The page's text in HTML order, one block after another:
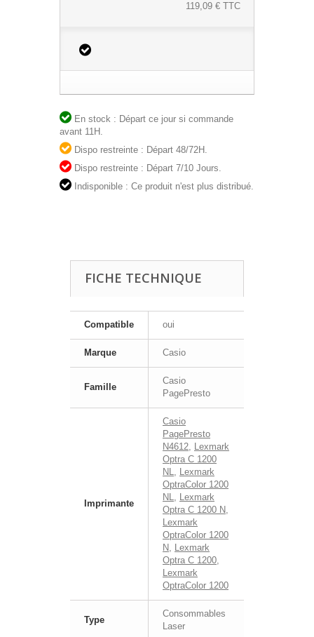
119,09 € TTC
En stock : Départ ce jour si commande
avant 11H.
Dispo restreinte : Départ 48/72H.
Dispo restreinte : Départ 7/10 Jours.
Indisponible : Ce produit n'est plus distribué.
FICHE TECHNIQUE
Compatible oui
Marque Casio
Famille
Casio
PagePresto
Imprimante
Casio
PagePresto
N4612, Lexmark
Optra C 1200
NL, Lexmark
OptraColor 1200
NL, Lexmark
Optra C 1200 N,
Lexmark
OptraColor 1200
N, Lexmark
Optra C 1200,
Lexmark
OptraColor 1200
Type
Consommables
Laser